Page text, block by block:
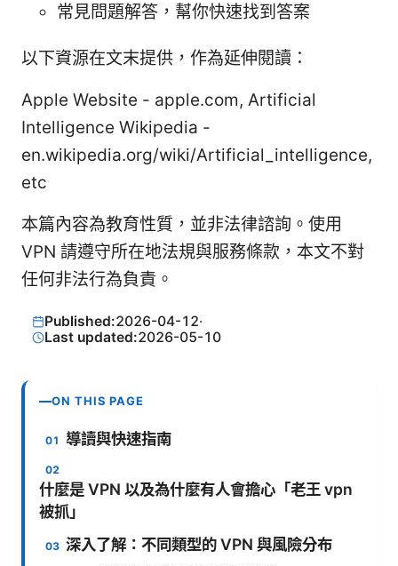
常見問題解答，幫你快速找到答案
以下資源在文末提供，作為延伸閱讀：
Apple Website - apple.com, Artificial
Intelligence Wikipedia -
en.wikipedia.org/wiki/Artificial_intelligence,
etc
本篇內容為教育性質，並非法律諮詢。使用
VPN 請遵守所在地法規與服務條款，本文不對
任何非法行為負責。
Published:2026-04-12·
Last updated:2026-05-10
ON THIS PAGE
導讀與快速指南
什麼是 VPN 以及為什麼有人會擔心「老王 vpn
被抓」
深入了解：不同類型的 VPN 與風險分布